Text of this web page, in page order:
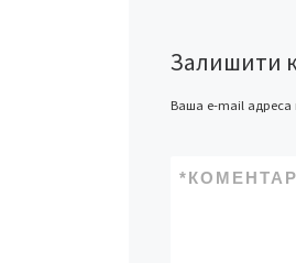
Залишити
Ваша e-mail адреса
КОМЕНТАР
*